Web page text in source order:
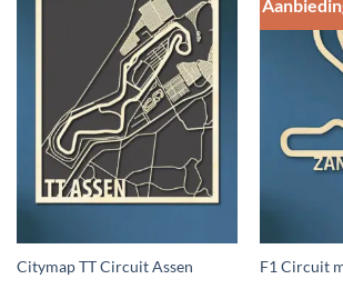
Citymap TT Circuit Assen F1 Circuit